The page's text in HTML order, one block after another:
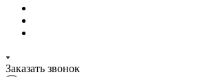
Заказать звонок